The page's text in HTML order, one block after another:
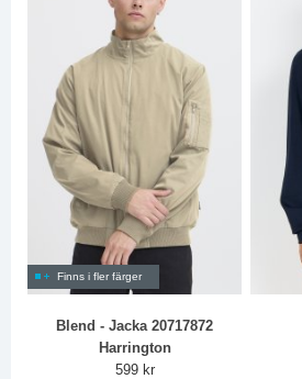
Finns i fler färger
Blend - Jacka 20717872
Harrington
599 kr